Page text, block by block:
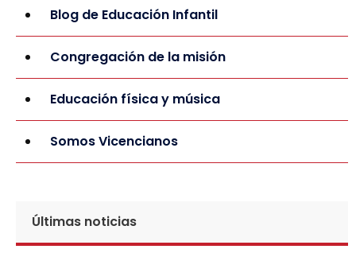
Blog de Educación Infantil
Congregación de la misión
Educación física y música
Somos Vicencianos
Últimas noticias